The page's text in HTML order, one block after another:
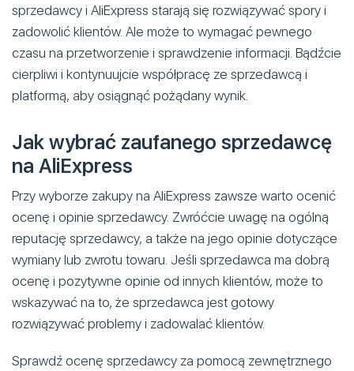
sprzedawcy i AliExpress starają się rozwiązywać spory i
zadowolić klientów. Ale może to wymagać pewnego
czasu na przetworzenie i sprawdzenie informacji. Bądźcie
cierpliwi i kontynuujcie współpracę ze sprzedawcą i
platformą, aby osiągnąć pożądany wynik.
Jak wybrać zaufanego sprzedawcę
na AliExpress
Przy wyborze zakupy na AliExpress zawsze warto ocenić
ocenę i opinie sprzedawcy. Zwróćcie uwagę na ogólną
reputację sprzedawcy, a także na jego opinie dotyczące
wymiany lub zwrotu towaru. Jeśli sprzedawca ma dobrą
ocenę i pozytywne opinie od innych klientów, może to
wskazywać na to, że sprzedawca jest gotowy
rozwiązywać problemy i zadowalać klientów.
Sprawdź ocenę sprzedawcy za pomocą zewnętrznego